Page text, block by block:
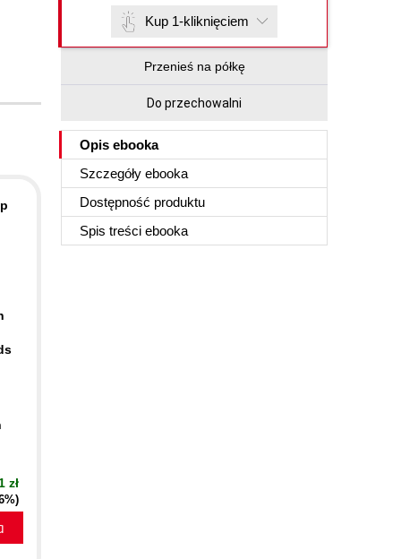
Kup 1-kliknięciem
Przenieś na półkę
Do przechowalni
Opis ebooka
Szczegóły ebooka
Dostępność produktu
Spis treści ebooka
zł